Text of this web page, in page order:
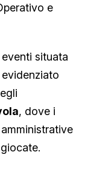
e
situata
, dove i